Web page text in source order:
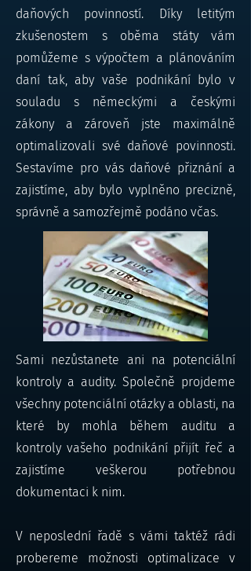
daňových povinností. Díky letitým
zkušenostem s oběma státy vám
pomůžeme s výpočtem a plánováním
daní tak, aby vaše podnikání bylo v
souladu s německými a českými
zákony a zároveň jste maximálně
optimalizovali své daňové povinnosti.
Sestavíme pro vás daňové přiznání a
zajistíme, aby bylo vyplněno precizně,
správně a samozřejmě podáno včas.
Sami nezůstanete ani na potenciální
kontroly a audity. Společně projdeme
všechny potenciální otázky a oblasti, na
které by mohla během auditu a
kontroly vašeho podnikání přijít řeč a
zajistíme veškerou potřebnou
dokumentaci k nim.
V neposlední řadě s vámi taktéž rádi
probereme možnosti optimalizace v